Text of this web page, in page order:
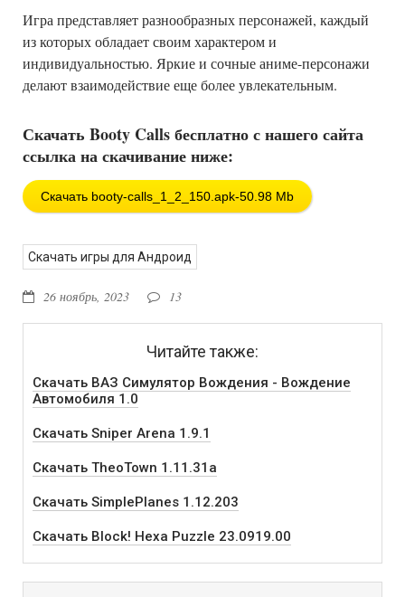
Игра представляет разнообразных персонажей, каждый
из которых обладает своим характером и
индивидуальностью. Яркие и сочные аниме-персонажи
делают взаимодействие еще более увлекательным.
Скачать Booty Calls бесплатно с нашего сайта
ссылка на скачивание ниже:
Скачать booty-calls_1_2_150.apk-50.98 Mb
Скачать игры для Андроид
26 ноябрь, 2023 13
Читайте также:
Скачать ВАЗ Симулятор Вождения - Вождение
Автомобиля 1.0
Скачать Sniper Arena 1.9.1
Скачать TheoTown 1.11.31a
Скачать SimplePlanes 1.12.203
Скачать Block! Hexa Puzzle 23.0919.00